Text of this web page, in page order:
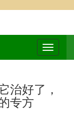
治好了，
专方